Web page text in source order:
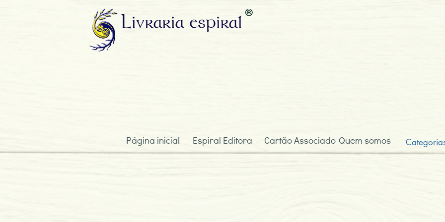
Livraria espiral
Página inicial Espiral Editora Cartão Associado Quem somos